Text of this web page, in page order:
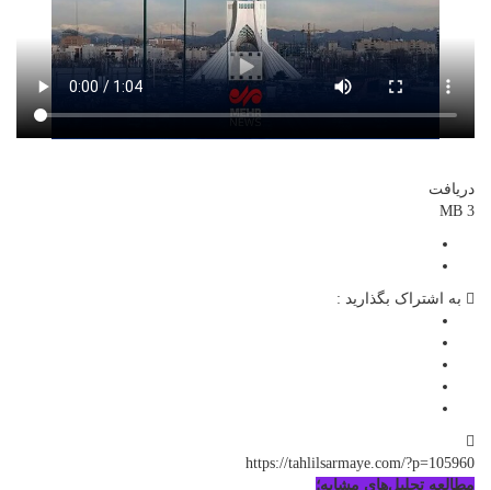
دریافت
3 MB
به اشتراک بگذارید :
https://tahlilsarmaye.com/?p=105960
مطالعه تحلیل‌های مشابه؛